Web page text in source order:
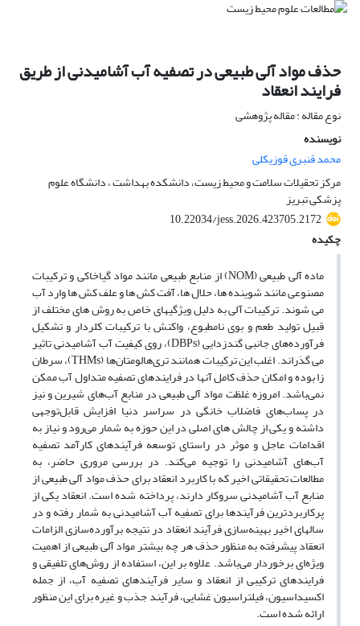
حذف مواد آلی طبیعی در تصفیه آب آشامیدنی از طریق
فرایند انعقاد
نوع مقاله : مقاله پژوهشی
نویسنده
محمد قنبری قوزیکلی
مرکز تحقیلات سلامت و محیط زیست، دانشکده بهداشت ، دانشگاه علوم
پزشکی تبریز
10.22034/jess.2026.423705.2172
چکیده
ماده آلی طبیعی (NOM) از منابع طبیعی مانند مواد گیاخاکی و ترکیبات
مصنوعی مانند شوینده ها، حلال ها، آفت کش ها و علف کش ها وارد آب
می شوند. ترکیبات آلی به دلیل ویژگیهای خاص به روش های مختلف از
قبیل تولید طعم و بوی نامطبوع، واکنش با ترکیبات کلردار و تشکیل
فرآورده‌های جانبی گندزدایی (DBPs)، روی کیفیت آب آشامیدنی تاثیر
می گذراند. اغلب این ترکیبات همانند تری‌هالومتان‌ها (THMs)، سرطان
زا بوده و امکان حذف کامل آنها در فرایندهای تصفیه متداول آب ممکن
نمی‌باشد. امروزه غلظت مواد آلی طبیعی در منابع آب‌های شیرین و نیز
در پساب‌های فاضلاب خانگی در سراسر دنیا افزایش قابل‌توجهی
داشته و یکی از چالش های اصلی در این حوزه به شمار می‌رود و نیاز به
اقدامات عاجل و موثر در راستای توسعه فرآیندهای کارآمد تصفیه
آب‌های آشامیدنی را توجیه می‌کند. در بررسی مروری حاضر، به
مطالعات تحقیقاتی اخیر که با کاربرد انعقاد برای حذف مواد آلی طبیعی از
منابع آب آشامیدنی سروکار دارند، پرداخته شده است. انعقاد یکی از
پرکاربردترین فرآیندها برای تصفیه آب آشامیدنی به شمار رفته و در
سالهای اخیر بهینه‌سازی فرآیند انعقاد در نتیجه برآورده‌سازی الزامات
انعقاد پیشرفته به منظور حذف هر چه بیشتر مواد آلی طبیعی از اهمیت
ویژه‌ای برخوردار می‌باشد. علاوه بر این، استفاده از روش‌های تلفیقی و
فرایندهای ترکیبی از انعقاد و سایر فرآیندهای تصفیه آب، از جمله
اکسیداسیون، فیلتراسیون غشایی، فرآیند جذب و غیره برای این منظور
ارائه شده است.